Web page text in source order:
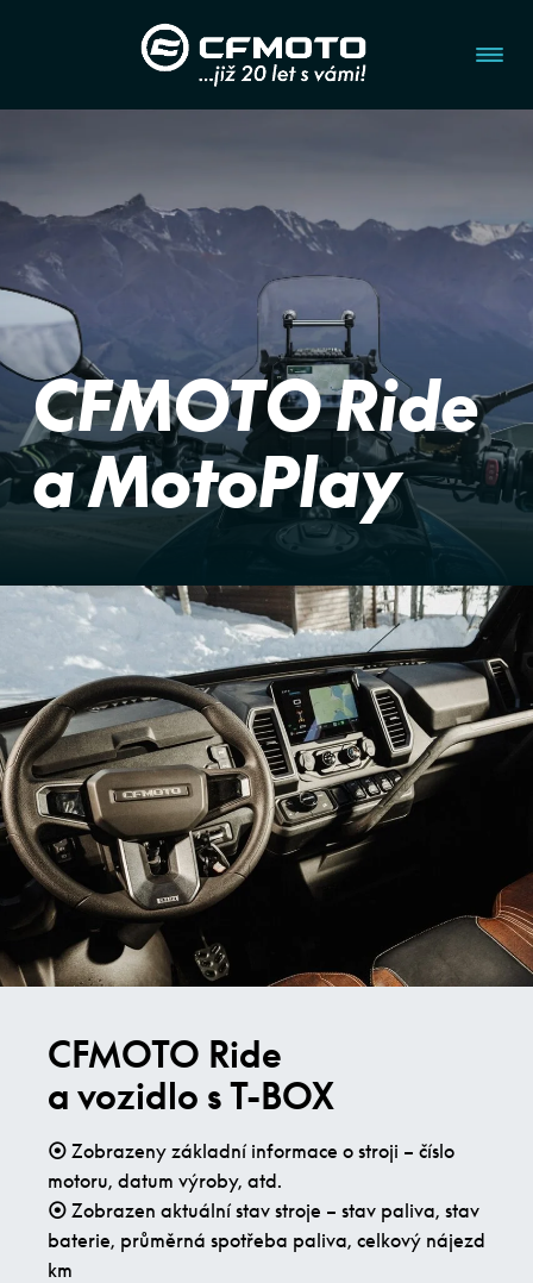
CFMOTO Ride
a MotoPlay
CFMOTO Ride
a vozidlo s T-BOX
⦿ Zobrazeny základní informace o stroji – číslo
motoru, datum výroby, atd.
⦿ Zobrazen aktuální stav stroje – stav paliva, stav
baterie, průměrná spotřeba paliva, celkový nájezd
km